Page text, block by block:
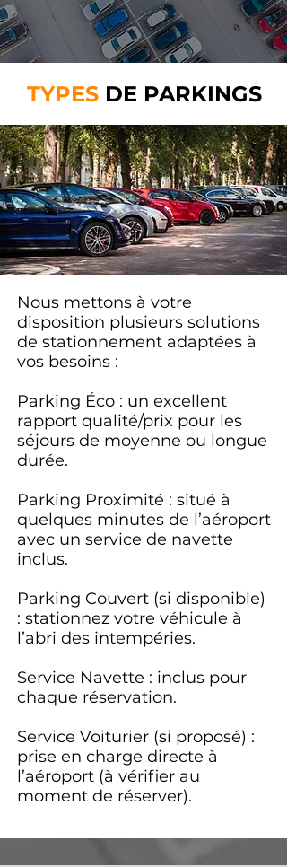
TYPESDE PARKINGS
Nous mettons à votre
disposition plusieurs solutions
de stationnement adaptées à
vos besoins :
Parking Éco : un excellent
rapport qualité/prix pour les
séjours de moyenne ou longue
durée.
Parking Proximité : situé à
quelques minutes de l’aéroport
avec un service de navette
inclus.
Parking Couvert (si disponible)
: stationnez votre véhicule à
l’abri des intempéries.
Service Navette : inclus pour
chaque réservation.
Service Voiturier (si proposé) :
prise en charge directe à
l’aéroport (à vérifier au
moment de réserver).